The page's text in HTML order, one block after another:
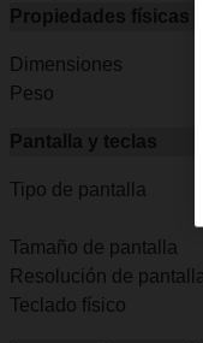
Propiedades físicas
Dimensiones
Peso
Pantalla y teclas
Tipo de pantalla
Tamaño de pantalla
Resolución de
Teclado físico